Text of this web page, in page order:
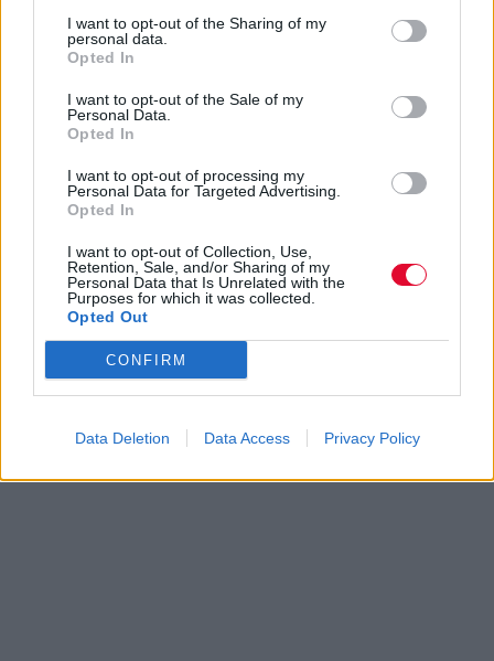
I want to opt-out of the Sharing of my
personal data.
Opted In
I want to opt-out of the Sale of my
Personal Data.
Opted In
I want to opt-out of processing my
Personal Data for Targeted Advertising.
Opted In
I want to opt-out of Collection, Use,
Retention, Sale, and/or Sharing of my
Personal Data that Is Unrelated with the
Purposes for which it was collected.
Opted Out
CONFIRM
Data Deletion Data Access Privacy Policy